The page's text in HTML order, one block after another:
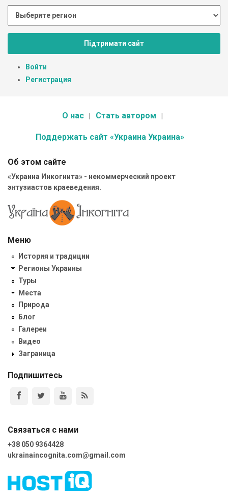
Підтримати сайт
Войти
Регистрация
О нас Стать автором
Поддержать сайт «Украина Украина»
Об этом сайте
«Украина Инкогнита» - некоммерческий проект
энтузиастов краеведения.
Меню
История и традиции
Регионы Украины
Туры
Места
Природа
Блог
Галереи
Видео
Заграница
Подпишитесь
Связаться с нами
+38 050 9364428
ukrainaincognita.com@gmail.com